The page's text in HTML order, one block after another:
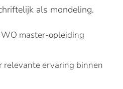
als mondeling.
master-opleiding
relevante ervaring binnen